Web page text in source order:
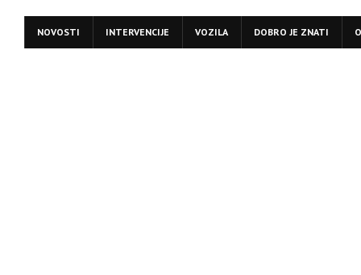
NOVOSTI INTERVENCIJE VOZILA DOBRO JE ZNATI